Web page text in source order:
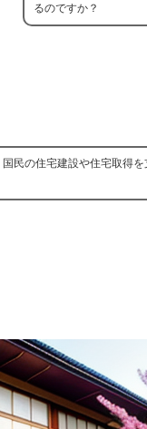
るのですか？
民の住宅建設や住宅取得